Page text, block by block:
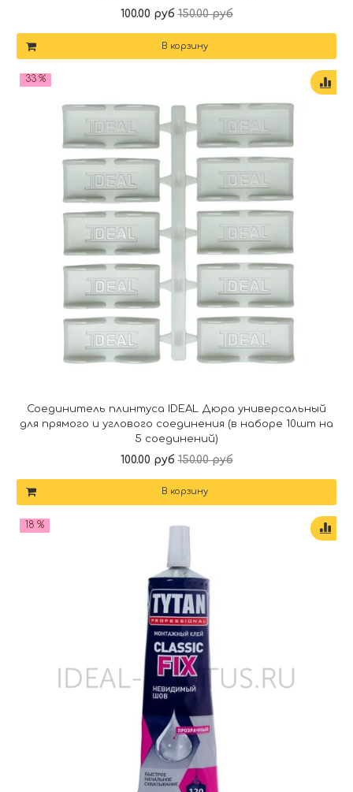
100.00 руб 150.00 руб
В корзину
33 %
Соединитель плинтуса IDEAL Дюра универсальный
для прямого и углового соединения (в наборе 10шт на
5 соединений)
100.00 руб 150.00 руб
В корзину
18 %